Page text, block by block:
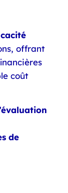
offrant
coût
de